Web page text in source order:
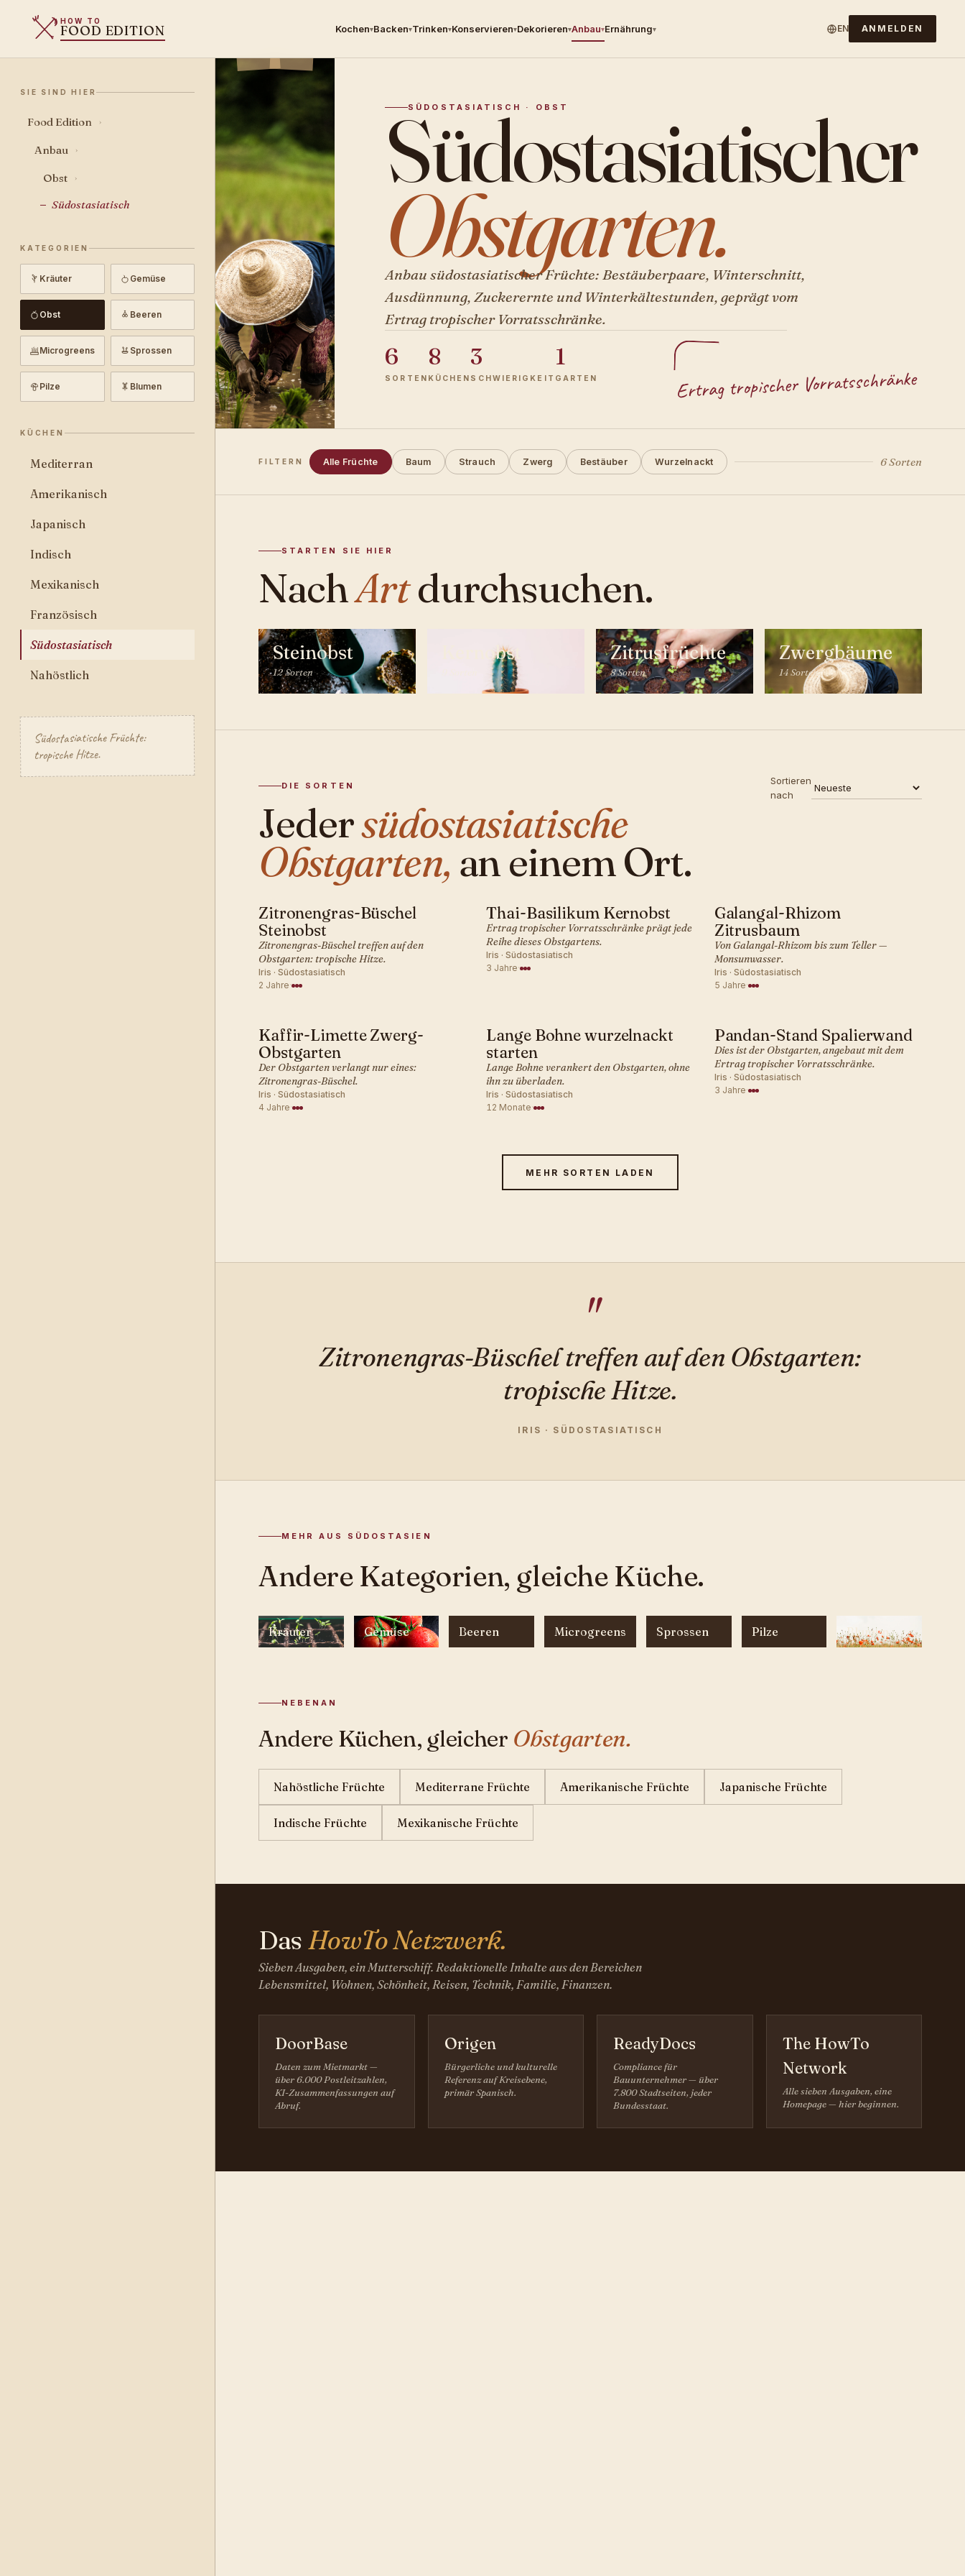
HOW TO
FOOD EDITION Kochen▾Backen▾Trinken▾Konservieren▾Dekorieren▾Anbau▾Ernährung▾ EN ANMELDEN
SIE SIND HIER
Food Edition ›
Anbau ›
Obst ›
Südostasiatisch
KATEGORIEN
Kräuter Gemüse
Obst Beeren
Microgreens Sprossen
Pilze Blumen
KÜCHEN
Mediterran
Amerikanisch
Japanisch
Indisch
Mexikanisch
Französisch
Südostasiatisch
Nahöstlich
Südostasiatische Früchte:
tropische Hitze.
SÜDOSTASIATISCH · OBST
Südostasiatischer
Obstgarten.
Anbau südostasiatischer Früchte: Bestäuberpaare, Winterschnitt,
Ausdünnung, Zuckerernte und Winterkältestunden, geprägt vom
Ertrag tropischer Vorratsschränke.
6
SORTEN
8
KÜCHEN
3
SCHWIERIGKEIT
1
GARTEN Ertrag tropischer Vorratsschränke
FILTERN Alle Früchte Baum Strauch Zwerg Bestäuber Wurzelnackt 6 Sorten
STARTEN SIE HIER
NachArtdurchsuchen.
Steinobst
12 Sorten
Kernobst Zitrusfrüchte
8 Sorten
Zwergbäume
14 Sorten
DIE SORTEN
Jedersüdostasiatische
Obstgarten, an einem Ort.
Sortieren
nach
SÜDOSTASIATISCH · OBST
Zitronengras-Büschel
Steinobst
Zitronengras-Büschel treffen auf den
Obstgarten: tropische Hitze.
Iris · Südostasiatisch
2 Jahre·
SÜDOSTASIATISCH · OBST
Thai-Basilikum Kernobst
Ertrag tropischer Vorratsschränke prägt jede
Reihe dieses Obstgartens.
Iris · Südostasiatisch
3 Jahre·
SÜDOSTASIATISCH · OBST
Galangal-Rhizom
Zitrusbaum
Von Galangal-Rhizom bis zum Teller —
Monsunwasser.
Iris · Südostasiatisch
5 Jahre·
Kaffir-Limette Zwerg-
Obstgarten
Der Obstgarten verlangt nur eines:
Zitronengras-Büschel.
Iris · Südostasiatisch
4 Jahre·
SÜDOSTASIATISCH · OBST
Lange Bohne wurzelnackt
starten
Lange Bohne verankert den Obstgarten, ohne
ihn zu überladen.
Iris · Südostasiatisch
12 Monate·
SÜDOSTASIATISCH · OBST
Pandan-Stand Spalierwand
Dies ist der Obstgarten, angebaut mit dem
Ertrag tropischer Vorratsschränke.
Iris · Südostasiatisch
3 Jahre·
MEHR SORTEN LADEN
Zitronengras-Büschel treffen auf den Obstgarten:
tropische Hitze.
IRIS · SÜDOSTASIATISCH
MEHR AUS SÜDOSTASIEN
Andere Kategorien, gleiche Küche.
Kräuter Gemüse Beeren Microgreens Sprossen Pilze Blumen
NEBENAN
Andere Küchen, gleicher Obstgarten.
Nahöstliche Früchte Mediterrane Früchte Amerikanische Früchte Japanische Früchte
Indische Früchte Mexikanische Früchte
Das HowTo Netzwerk.
Sieben Ausgaben, ein Mutterschiff. Redaktionelle Inhalte aus den Bereichen
Lebensmittel, Wohnen, Schönheit, Reisen, Technik, Familie, Finanzen.
DoorBase
Daten zum Mietmarkt —
über 6.000 Postleitzahlen,
KI-Zusammenfassungen auf
Abruf.
Origen
Bürgerliche und kulturelle
Referenz auf Kreisebene,
primär Spanisch.
ReadyDocs
Compliance für
Bauunternehmer — über
7.800 Stadtseiten, jeder
Bundesstaat.
The HowTo
Network
Alle sieben Ausgaben, eine
Homepage — hier beginnen.